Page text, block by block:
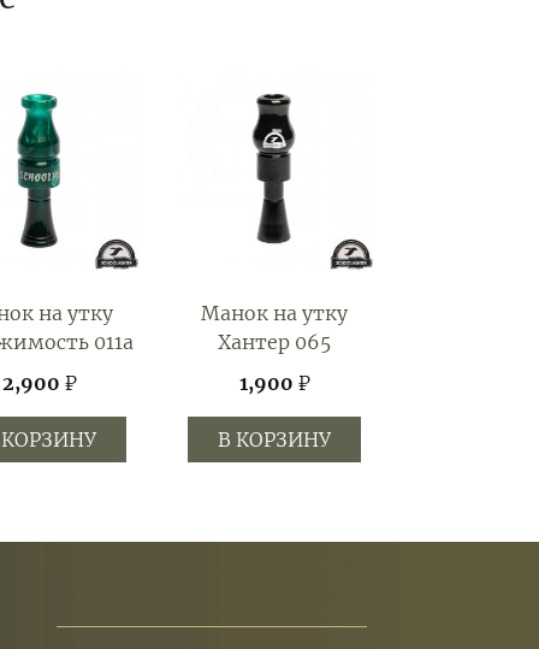
на утку
011а
2,900 ₽
Манок на утку
Хантер 065
1,900 ₽
В КОРЗИНУ